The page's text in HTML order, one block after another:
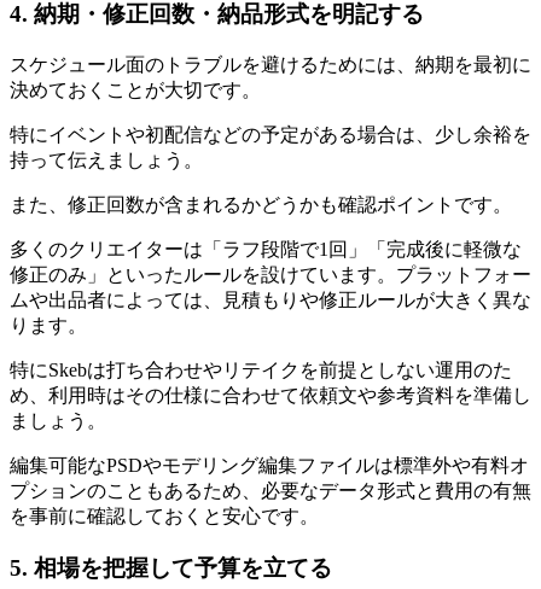
4. 納期・修正回数・納品形式を明記する
スケジュール面のトラブルを避けるためには、納期を最初に
決めておくことが大切です。
特にイベントや初配信などの予定がある場合は、少し余裕を
持って伝えましょう。
また、修正回数が含まれるかどうかも確認ポイントです。
多くのクリエイターは「ラフ段階で1回」「完成後に軽微な
修正のみ」といったルールを設けています。プラットフォー
ムや出品者によっては、見積もりや修正ルールが大きく異な
ります。
特にSkebは打ち合わせやリテイクを前提としない運用のた
め、利用時はその仕様に合わせて依頼文や参考資料を準備し
ましょう。
編集可能なPSDやモデリング編集ファイルは標準外や有料オ
プションのこともあるため、必要なデータ形式と費用の有無
を事前に確認しておくと安心です。
5. 相場を把握して予算を立てる